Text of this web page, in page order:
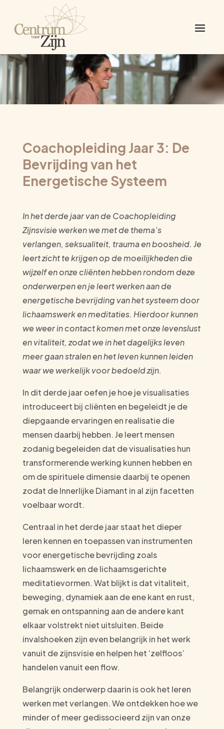
Coachopleiding Jaar 3: De
Bevrijding van het
Energetische Systeem
In het derde jaar van de Coachopleiding
Zijnsvisie werken we met de thema’s
verlangen, seksualiteit, trauma en boosheid. Je
leert zicht te krijgen op de moeilijkheden die
wijzelf en onze cliënten hebben rondom deze
onderwerpen en je leert werken aan de
energetische bevrijding van het systeem door
lichaamswerk en meditaties. Hierdoor kunnen
we weer in contact komen met onze levenslust
en vitaliteit, zodat we in het dagelijks leven
meer gaan stralen en het leven kunnen leiden
waar we werkelijk voor bedoeld zijn.
In dit derde jaar oefen je hoe je visualisaties
introduceert bij cliënten en begeleidt je de
diepgaande ervaringen en realisatie die
mensen daarbij hebben. Je leert mensen
zodanig begeleiden dat de visualisaties hun
transformerende werking kunnen hebben en
om de spirituele dimensie daarbij te openen
zodat de Innerlijke Diamant in al zijn facetten
voelbaar wordt.
Centraal in het derde jaar staat het dieper
leren kennen en toepassen van instrumenten
voor energetische bevrijding zoals
lichaamswerk en de lichaamsgerichte
meditatievormen. Wat blijkt is dat vitaliteit,
beweging, dynamiek aan de ene kant en rust,
gemak en ontspanning aan de andere kant
elkaar volstrekt niet uitsluiten. Beide
invalshoeken zijn even belangrijk in het werk
vanuit de zijnsvisie en helpen het ‘zelfloos’
handelen vanuit een flow.
Belangrijk onderwerp daarin is ook het leren
werken met verlangen. We ontdekken hoe we
minder of meer gedissocieerd zijn van onze